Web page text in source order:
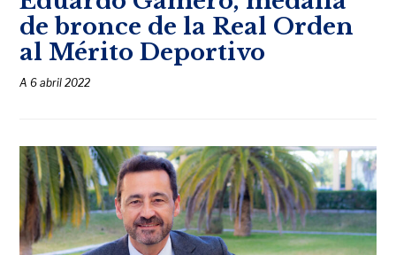
de bronce de la Real Orden
al Mérito Deportivo
A6 abril 2022